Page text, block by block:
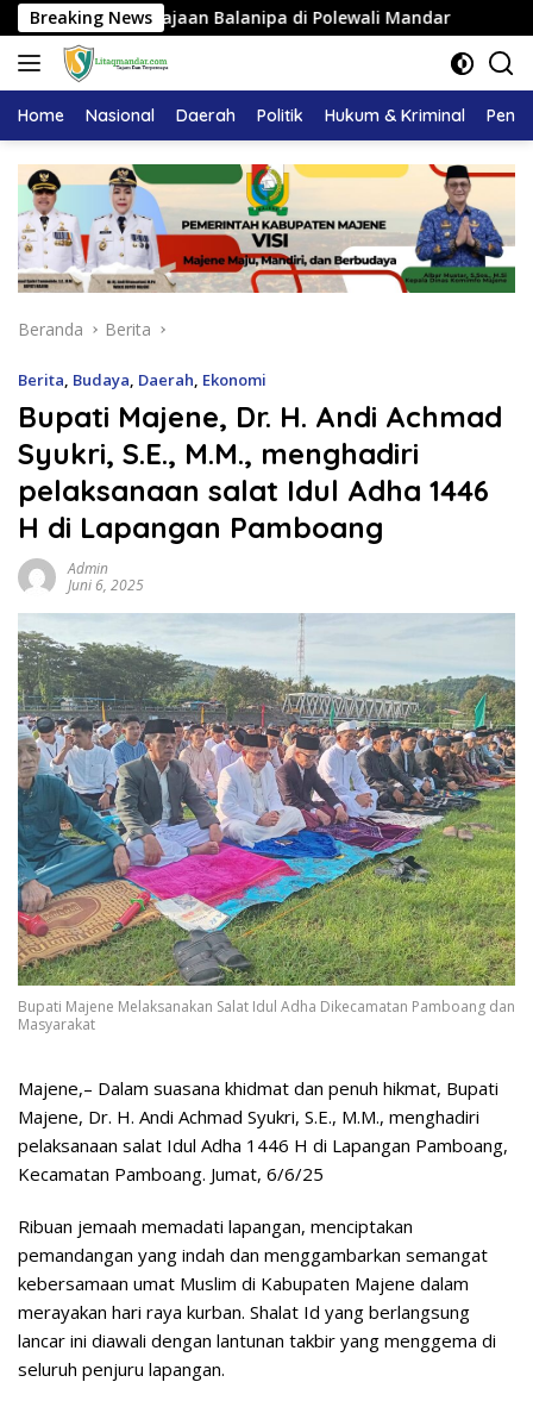
Langsung
ke
konten
Breaking News
Kerajaan Balanipa di Polewali Mandar Pemkab
Home Nasional Daerah Politik Hukum & Kriminal
Beranda Berita
Berita, Budaya, Daerah, Ekonomi
Bupati Majene, Dr. H. Andi Achmad
Syukri, S.E., M.M., menghadiri
pelaksanaan salat Idul Adha 1446
H di Lapangan Pamboang
Admin
Juni 6, 2025
Bupati Majene Melaksanakan Salat Idul Adha Dikecamatan Pamboang dan
Masyarakat
Majene,– Dalam suasana khidmat dan penuh hikmat, Bupati
Majene, Dr. H. Andi Achmad Syukri, S.E., M.M., menghadiri
pelaksanaan salat Idul Adha 1446 H di Lapangan Pamboang,
Kecamatan Pamboang. Jumat, 6/6/25
Ribuan jemaah memadati lapangan, menciptakan
pemandangan yang indah dan menggambarkan semangat
kebersamaan umat Muslim di Kabupaten Majene dalam
merayakan hari raya kurban. Shalat Id yang berlangsung
lancar ini diawali dengan lantunan takbir yang menggema di
seluruh penjuru lapangan.